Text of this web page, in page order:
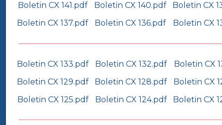
Boletin CX 141.pdf
Boletin CX 140.pdf
Boletin CX
Boletin CX 137.pdf
Boletin CX 136.pdf Boletin CX
Boletin CX 133.pdf Boletin CX 132.pdf
Boletin CX
Boletin CX 129.pdf
Boletin CX 128.pdf
Boletin CX
Boletin CX 125.pdf
Boletin CX 124.pdf Boletin CX